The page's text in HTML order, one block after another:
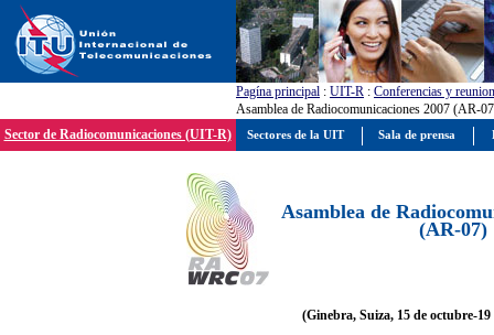
Pagína principal : UIT-R : Conferencias y
Asamblea de Radiocomunicaciones 2007 (AR-
Sector de Radiocomunicaciones (UIT-R)
Asamblea de
(AR-07)
(Ginebra, Suiza, 15 de octubre-19
Sectores de la UIT Sala de prensa